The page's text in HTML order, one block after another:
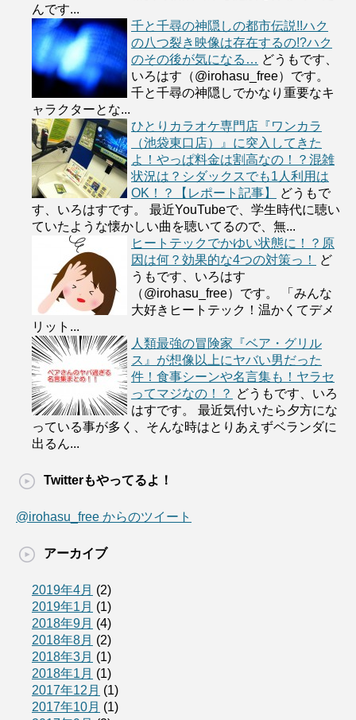
んです...
千と千尋の神隠しの都市伝説!!ハク
の八つ裂き映像は存在するの!?ハク
のその後が気になる… どうもです、
いろはす（@irohasu_free）です。
千と千尋の神隠しでかなり重要なキ
ャラクターとな...
ひとりカラオケ専門店『ワンカラ
（池袋東口店）』に突入してきた
よ！やっぱ料金は割高なの！？混雑
状況は？シダックスでも1人利用は
OK！？【レポート記事】
どうもで
す、いろはすです。 最近YouTubeで、学生時代に聴い
ていたような懐かしい曲を聴いてるので、無...
ヒートテックでかゆい状態に！？原
因は何？効果的な4つの対策っ！
ど
うもです、いろはす
（@irohasu_free）です。 「みんな
大好きヒートテック！温かくてデメ
リット...
人類最強の冒険家『ベア・グリル
ス』が想像以上にヤバい男だった
件！食事シーンや名言集も！ヤラセ
ってマジなの！？ どうもです、いろ
はすです。 最近気付いたら夕方にな
っている事が多く、そんな時はとりあえずベランダに
出るん...
Twitterもやってるよ！
@irohasu_free からのツイート
アーカイブ
2019年4月 (2)
2019年1月 (1)
2018年9月 (4)
2018年8月 (2)
2018年3月 (1)
2018年1月 (1)
2017年12月 (1)
2017年10月 (1)